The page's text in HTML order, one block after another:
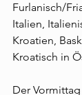
Furlanisch/
Italien,
Kroatien,
Kroatisch in
Der